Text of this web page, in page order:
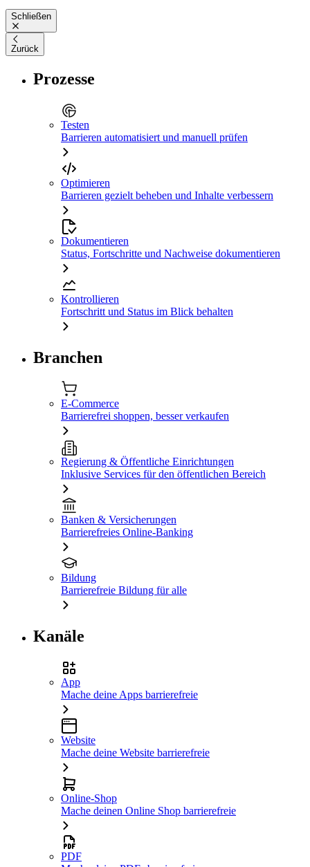
Schließen
Zurück
Prozesse
Testen
Barrieren automatisiert und manuell prüfen
Optimieren
Barrieren gezielt beheben und Inhalte verbessern
Dokumentieren
Status, Fortschritte und Nachweise dokumentieren
Kontrollieren
Fortschritt und Status im Blick behalten
Branchen
E-Commerce
Barrierefrei shoppen, besser verkaufen
Regierung & Öffentliche Einrichtungen
Inklusive Services für den öffentlichen Bereich
Banken & Versicherungen
Barrierefreies Online-Banking
Bildung
Barrierefreie Bildung für alle
Kanäle
App
Mache deine Apps barrierefreie
Website
Mache deine Website barrierefreie
Online-Shop
Mache deinen Online Shop barrierefreie
PDF